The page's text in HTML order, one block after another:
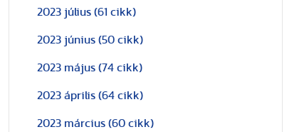
2023 július (61 cikk)
2023 június (50 cikk)
2023 május (74 cikk)
2023 április (64 cikk)
2023 március (60 cikk)